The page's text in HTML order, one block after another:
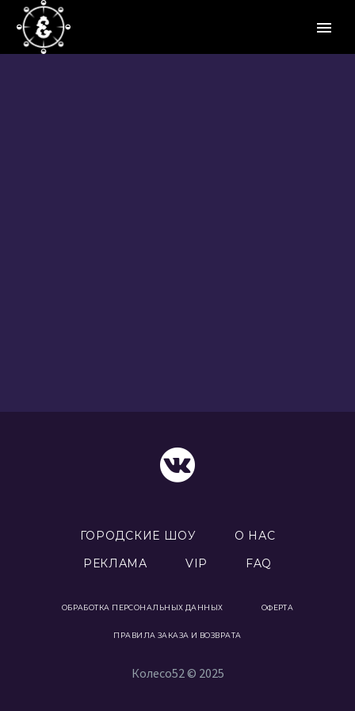
ГОРОДСКИЕ ШОУ
О НАС
РЕКЛАМА
VIP FAQ
ОБРАБОТКА ПЕРСОНАЛЬНЫХ ДАННЫХ ОФЕРТА
ПРАВИЛА ЗАКАЗА И ВОЗВРАТА
Колесо52 © 2025